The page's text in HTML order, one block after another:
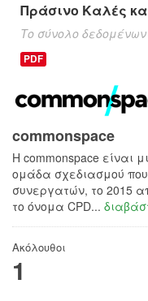
Πράσινο Καλές
Το σύνολο
PDF
commonspace
H commonspace είναι
ομάδα σχεδιασμού που
συνεργατών, το 2015
το όνομα CPD...
Ακόλουθοι
1